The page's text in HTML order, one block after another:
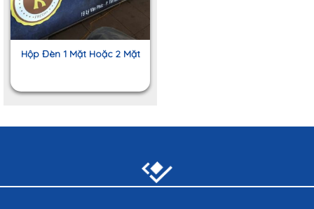
Hộp Đèn 1 Mặt Hoặc 2 Mặt